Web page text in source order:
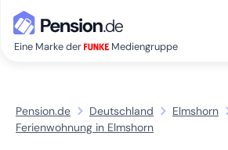
Eine Marke der Mediengruppe
Pension.de Deutschland
Elmshorn
Ferienwohnung in Elmshorn